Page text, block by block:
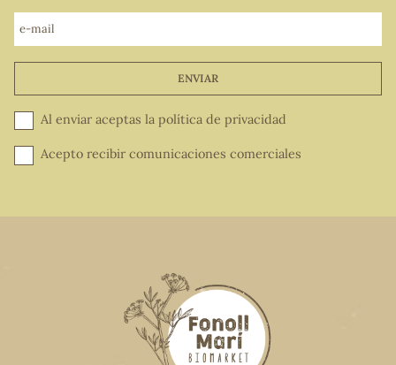
e-mail
ENVIAR
Al enviar aceptas la política de privacidad
Acepto recibir comunicaciones comerciales